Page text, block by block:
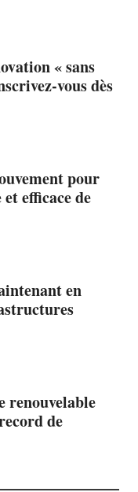
« sans
vous dès
pour
efficace de
en
renouvelable
de